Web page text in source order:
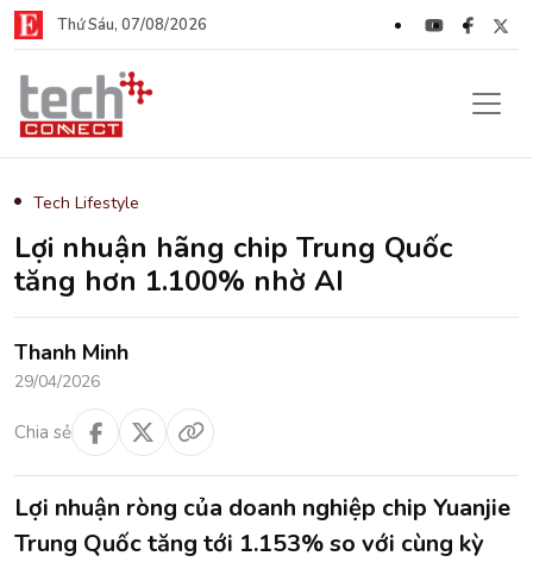
Thứ Sáu, 07/08/2026
Tech Lifestyle
Lợi nhuận hãng chip Trung Quốc
tăng hơn 1.100% nhờ AI
Thanh Minh
29/04/2026
Chia sẻ
Lợi nhuận ròng của doanh nghiệp chip Yuanjie
Trung Quốc tăng tới 1.153% so với cùng kỳ